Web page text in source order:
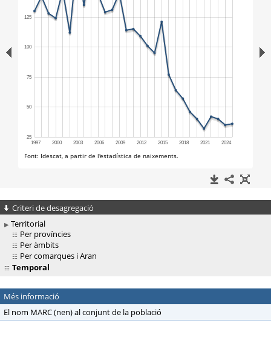
Criteri de desagregació
Territorial
Per províncies
Per àmbits
Per comarques i Aran
Temporal
Més informació
El nom MARC (nen) al conjunt de la població